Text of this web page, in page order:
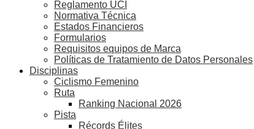
Reglamento UCI
Normativa Técnica
Estados Financieros
Formularios
Requisitos equipos de Marca
Políticas de Tratamiento de Datos Personales
Disciplinas
Ciclismo Femenino
Ruta
Ranking Nacional 2026
Pista
Récords Élites